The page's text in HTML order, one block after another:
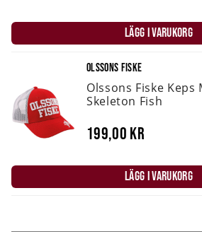
LÄGG I VARUKORG
OLSSONS FISKE
Olssons Fiske Keps
Skeleton Fish
199,00 kr
LÄGG I VARUKORG